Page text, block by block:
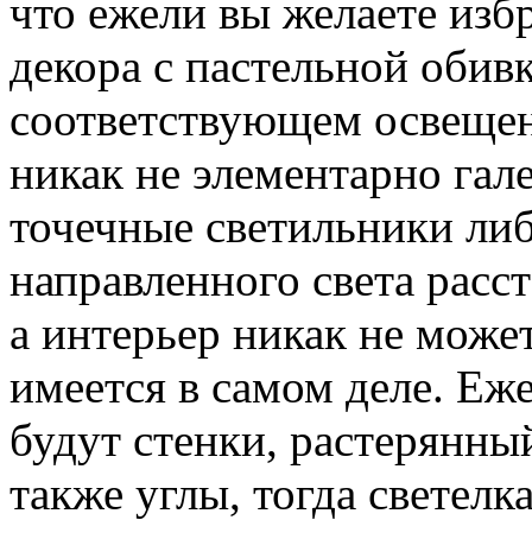
что ежели вы желаете
декора с пастельной
соответствующем
никак не элементарно
точечные светильники
направленного света
а интерьер никак не
имеется в самом деле.
будут стенки,
также углы, тогда